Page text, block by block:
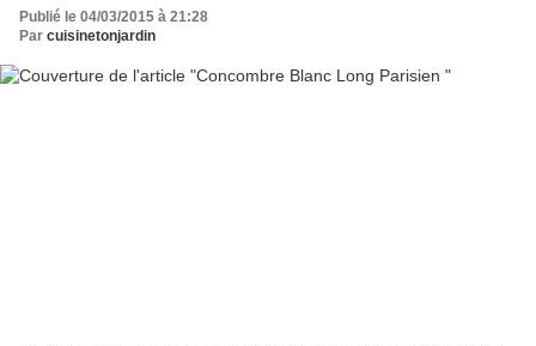
Publié le 04/03/2015 à 21:28
Par cuisinetonjardin